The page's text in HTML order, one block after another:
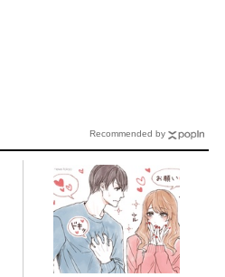
Recommended by